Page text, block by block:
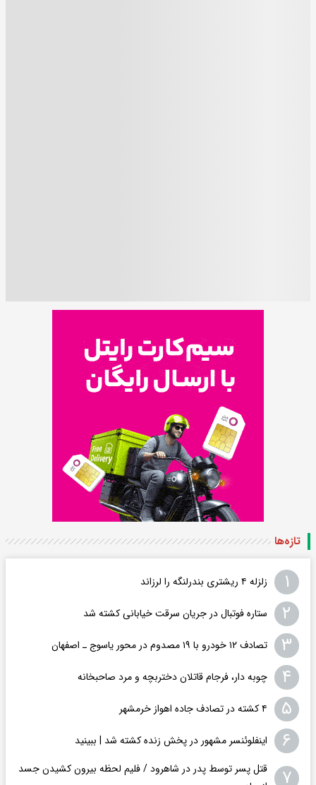
تازه‌ها
۱ زلزله ۴ ریشتری بندرلنگه را لرزاند
۲ ستاره فوتبال در جریان سرقت خیابانی کشته شد
۳ تصادف ۱۲ خودرو با ۱۹ مصدوم در محور یاسوج ـ اصفهان
۴ چوبه دار، فرجام قاتلان دختربچه و مرد صاحبخانه
۵ ۴ کشته در تصادف جاده اهواز خرمشهر
۶ اینفلوئنسر مشهور در پخش زنده کشته شد | ببینید
۷
قتل پسر توسط پدر در شاهرود / فلیم لحظه بیرون کشیدن جسد